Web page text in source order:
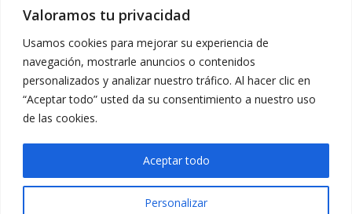
Valoramos tu privacidad
Usamos cookies para mejorar su experiencia de
navegación, mostrarle anuncios o contenidos
personalizados y analizar nuestro tráfico. Al hacer clic en
“Aceptar todo” usted da su consentimiento a nuestro uso
de las cookies.
Personalizar
Aceptar todo
CONTACTO:
administracion@usomurcia.org
968 25 01 20
C/ Huerto de las bombas nº6. 30009 Murcia
Privacidad|